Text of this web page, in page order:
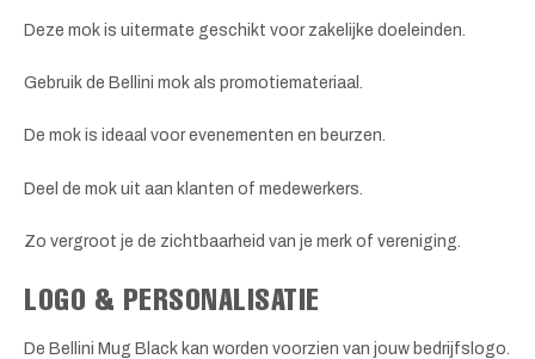
Deze mok is uitermate geschikt voor zakelijke doeleinden.
Gebruik de Bellini mok als promotiemateriaal.
De mok is ideaal voor evenementen en beurzen.
Deel de mok uit aan klanten of medewerkers.
Zo vergroot je de zichtbaarheid van je merk of vereniging.
LOGO & PERSONALISATIE
De Bellini Mug Black kan worden voorzien van jouw bedrijfslogo.